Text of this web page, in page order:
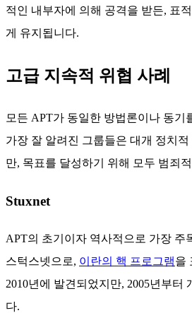
적인 내부자에 의해 공격을 받든, 표
게 유지됩니다.
고급 지속적 위협 사례
모든 APT가 동일한 방법론이나 동기
가장 잘 알려진 그룹들은 대개 정치적
만, 목표를 달성하기 위해 모두 범죄
Stuxnet
APT의 초기이자 역사적으로 가장 주
스턱스넷으로, 이란의 핵 프로그램을
2010년에 발견되었지만, 2005년부터
다.